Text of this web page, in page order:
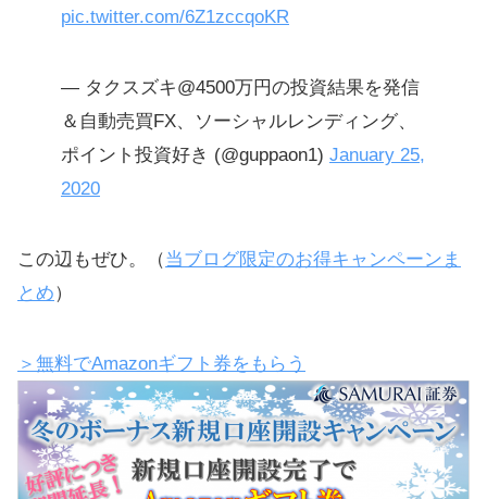
pic.twitter.com/6Z1zccqoKR
— タクスズキ@4500万円の投資結果を発信
＆自動売買FX、ソーシャルレンディング、
ポイント投資好き (@guppaon1) January 25,
2020
この辺もぜひ。（当ブログ限定のお得キャンペーンま
とめ）
＞無料でAmazonギフト券をもらう